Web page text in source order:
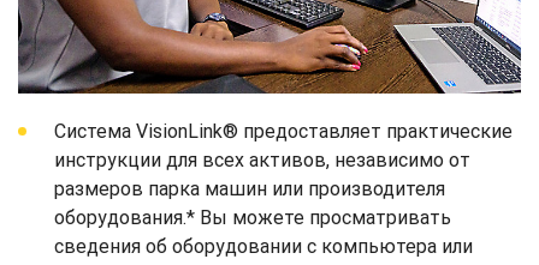
Система VisionLink® предоставляет практические
инструкции для всех активов, независимо от
размеров парка машин или производителя
оборудования.* Вы можете просматривать
сведения об оборудовании с компьютера или